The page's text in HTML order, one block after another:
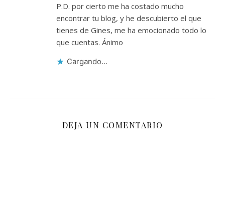
P.D. por cierto me ha costado mucho
encontrar tu blog, y he descubierto el que
tienes de Gines, me ha emocionado todo lo
que cuentas. Ánimo
Cargando...
DEJA UN COMENTARIO